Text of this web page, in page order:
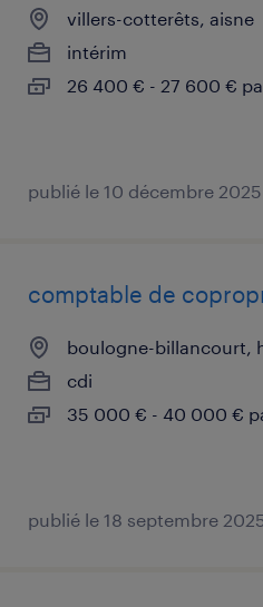
villers-cotterêts, aisne
intérim
26 400 € - 27 600 €
publié le 10 décembre 2025
comptable de
boulogne-billancourt,
cdi
35 000 € - 40 000 €
publié le 18 septembre